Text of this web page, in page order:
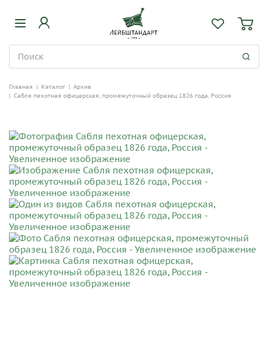
Главная | Каталог | Архив
| Сабля пехотная офицерская, промежуточный образец 1826 года, Россия